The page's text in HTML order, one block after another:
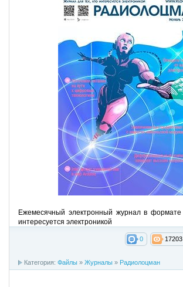
Ежемесячный электронный журнал в
интересуется электроникой
17203
0
Категория: Файлы » Журналы » Радиолоцман